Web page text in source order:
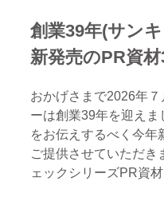
創業39年(サン
新発売のPR資材
おかげさまで2026年
ーは創業39年を迎え
をお伝えするべく今年
ご提供させていただ
ェックシリーズPR資